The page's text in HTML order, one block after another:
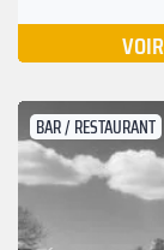
VOIR
BAR / RESTAURANT